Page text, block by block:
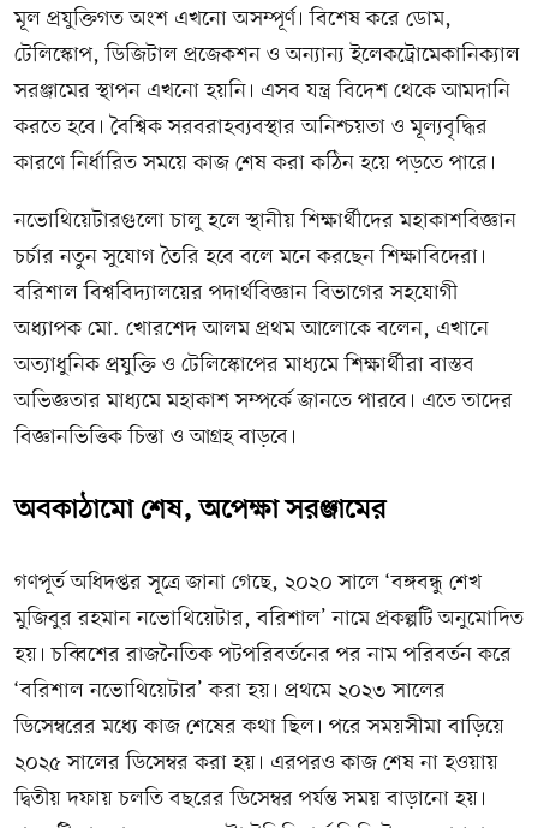
মূল প্রযুক্তিগত অংশ এখনো অসম্পূর্ণ। বিশেষ করে ডোম,
টেলিস্কোপ, ডিজিটাল প্রজেকশন ও অন্যান্য ইলেকট্রোমেকানিক্যাল
সরঞ্জামের স্থাপন এখনো হয়নি। এসব যন্ত্র বিদেশ থেকে আমদানি
করতে হবে। বৈশ্বিক সরবরাহব্যবস্থার অনিশ্চয়তা ও মূল্যবৃদ্ধির
কারণে নির্ধারিত সময়ে কাজ শেষ করা কঠিন হয়ে পড়তে পারে।
নভোথিয়েটারগুলো চালু হলে স্থানীয় শিক্ষার্থীদের মহাকাশবিজ্ঞান
চর্চার নতুন সুযোগ তৈরি হবে বলে মনে করছেন শিক্ষাবিদেরা।
বরিশাল বিশ্ববিদ্যালয়ের পদার্থবিজ্ঞান বিভাগের সহযোগী
অধ্যাপক মো. খোরশেদ আলম প্রথম আলোকে বলেন, এখানে
অত্যাধুনিক প্রযুক্তি ও টেলিস্কোপের মাধ্যমে শিক্ষার্থীরা বাস্তব
অভিজ্ঞতার মাধ্যমে মহাকাশ সম্পর্কে জানতে পারবে। এতে তাদের
বিজ্ঞানভিত্তিক চিন্তা ও আগ্রহ বাড়বে।
অবকাঠামো শেষ, অপেক্ষা সরঞ্জামের
গণপূর্ত অধিদপ্তর সূত্রে জানা গেছে, ২০২০ সালে ‘বঙ্গবন্ধু শেখ
মুজিবুর রহমান নভোথিয়েটার, বরিশাল’ নামে প্রকল্পটি অনুমোদিত
হয়। চব্বিশের রাজনৈতিক পটপরিবর্তনের পর নাম পরিবর্তন করে
‘বরিশাল নভোথিয়েটার’ করা হয়। প্রথমে ২০২৩ সালের
ডিসেম্বরের মধ্যে কাজ শেষের কথা ছিল। পরে সময়সীমা বাড়িয়ে
২০২৫ সালের ডিসেম্বর করা হয়। এরপরও কাজ শেষ না হওয়ায়
দ্বিতীয় দফায় চলতি বছরের ডিসেম্বর পর্যন্ত সময় বাড়ানো হয়।